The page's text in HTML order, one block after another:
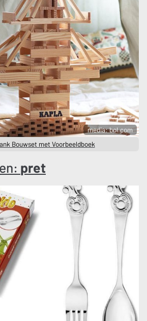
media: bol.com
Bouwset met Voorbeeldboek
pret